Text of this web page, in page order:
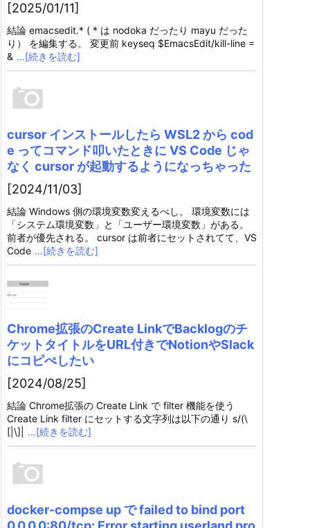
[2025/01/11]
結論 emacsedit.* ( * は nodoka だったり mayu だった
り） を編集する。 変更前 keyseq $EmacsEdit/kill-line =
& …[続きを読む]
cursor インストールしたら WSL2 から cod
e ってコマンド叩いたときに VS Code じゃ
なく cursor が起動するようになっちゃった
[2024/11/03]
結論 Windows 側の環境変数変えるべし。 環境変数には
「システム環境変数」と「ユーザー環境変数」がある。
前者が優先される。 cursor は前者にセットされてて、VS
Code …[続きを読む]
Chrome拡張のCreate LinkでBacklogのチ
ケットタイトルをURL付きでNotionやSlack
にコピぺしたい
[2024/08/25]
結論 Chrome拡張の Create Link で filter 機能を使う
Create Link filter にセットする文字列は以下の通り s/(\
[|\]|
…[続きを読む]
docker-compse up で failed to bind port